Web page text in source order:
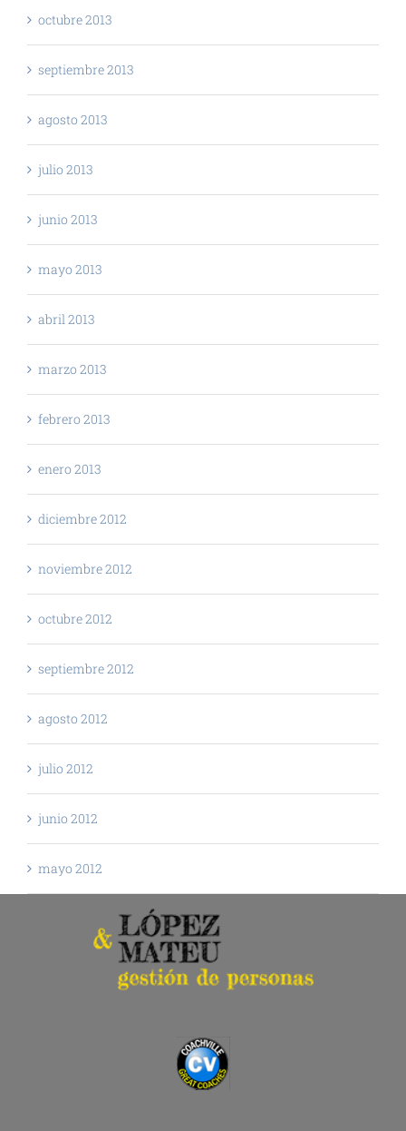
octubre 2013
septiembre 2013
agosto 2013
julio 2013
junio 2013
mayo 2013
abril 2013
marzo 2013
febrero 2013
enero 2013
diciembre 2012
noviembre 2012
octubre 2012
septiembre 2012
agosto 2012
julio 2012
junio 2012
mayo 2012